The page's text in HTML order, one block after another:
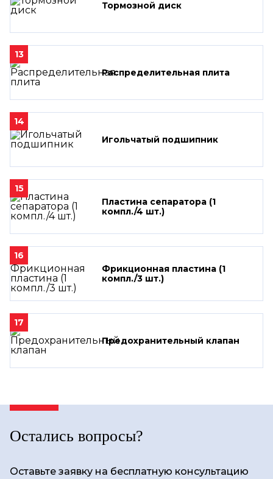
Тормозной диск
13
Распределительная плита
14
Игольчатый подшипник
15
Пластина сепаратора (1
компл./4 шт.)
16
Фрикционная пластина (1
компл./3 шт.)
17
Предохранительный клапан
Остались вопросы?
Оставьте заявку на бесплатную консультацию